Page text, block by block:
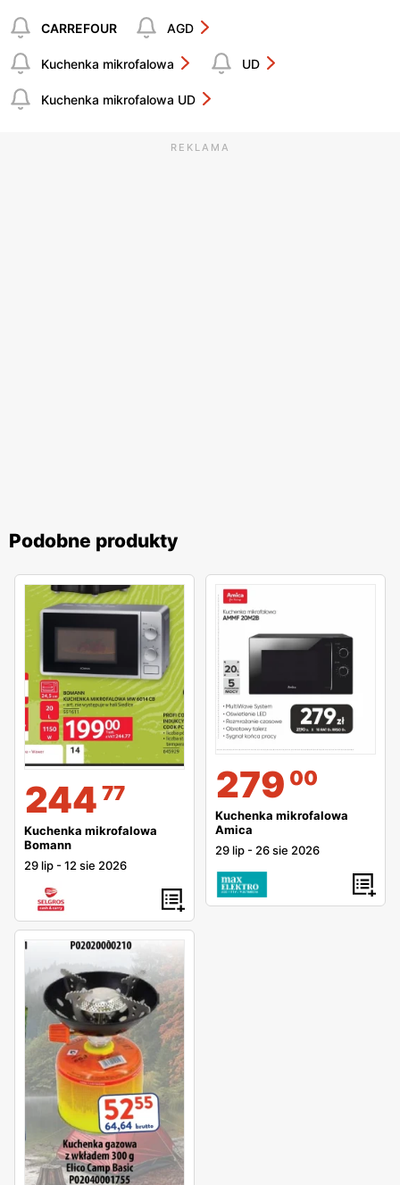
CARREFOUR AGD
Kuchenka mikrofalowa UD
Kuchenka mikrofalowa UD
REKLAMA
Podobne produkty
244 77
Kuchenka mikrofalowa
Bomann
29 lip -12 sie 2026
279 00
Kuchenka mikrofalowa
Amica
29 lip - 26 sie 2026